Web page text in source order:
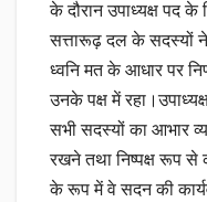
के दौरान उपाध्यक्ष पद के
सत्तारूढ़ दल के सदस्यों ने
ध्वनि मत के आधार पर
उनके पक्ष में
सभी सदस्यों का आभार
रखने तथा निष्पक्ष रूप से
के रूप में वे सदन की